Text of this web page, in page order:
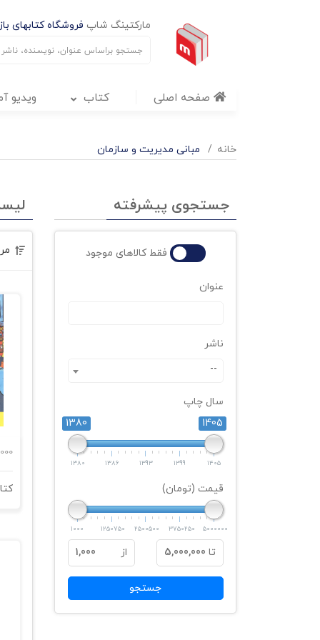
مارکتینگ شاپ فروشگاه کتابهای
صفحه اصلی کتاب ویدیو
خانه مبانی مدیریت و سازمان
جستجوی پیشرفته
فقط کالاهای موجود
عنوان
ناشر
--
سال چاپ
1380
1405
1380 1386 1393 1399 1405
قیمت (تومان)
1000 1250750 2500500 3750250 5000000
تا 5,000,000 از 1,000
جستجو